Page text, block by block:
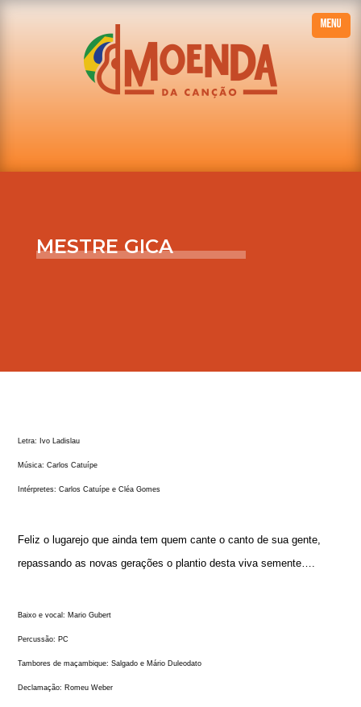
MESTRE GICA
Letra: Ivo Ladislau
Música: Carlos Catuípe
Intérpretes: Carlos Catuípe e Cléa Gomes
Feliz o lugarejo que ainda tem quem cante o canto de sua gente,
repassando as novas gerações o plantio desta viva semente….
Baixo e vocal: Mario Gubert
Percussão: PC
Tambores de maçambique: Salgado e Mário Duleodato
Declamação: Romeu Weber